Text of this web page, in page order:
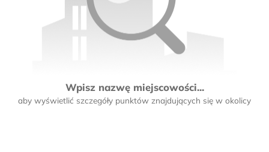
Wpisz nazwę miejscowości...
aby wyświetlić szczegóły punktów znajdujących się w okolicy